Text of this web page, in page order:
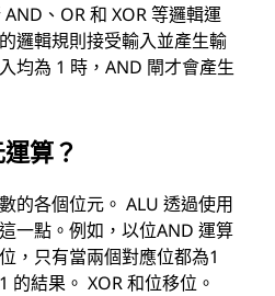
、OR 和 XOR 等邏輯運
邏輯規則接受輸入並產生輸
均為 1 時，AND 閘才會產生
算？
的各個位元。 ALU 透過使用
一點。例如，以位AND 運算
，只有當兩個對應位都為1
的結果。 XOR 和位移位。